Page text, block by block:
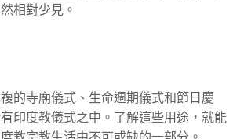
相對少見。
的寺廟儀式、生命週期儀式和節日慶
印度教儀式之中。了解這些用途，就能